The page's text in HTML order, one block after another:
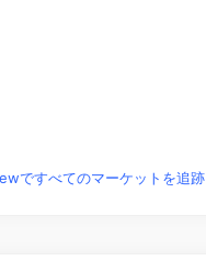
ですべてのマーケットを追跡